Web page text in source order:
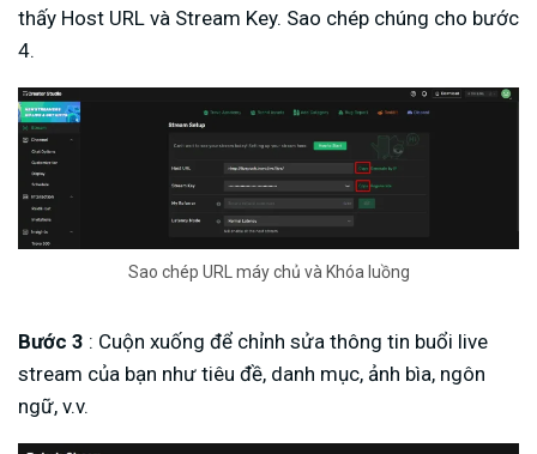
thấy Host URL và Stream Key. Sao chép chúng cho bước
4.
Sao chép URL máy chủ và Khóa luồng
Bước 3 : Cuộn xuống để chỉnh sửa thông tin buổi live
stream của bạn như tiêu đề, danh mục, ảnh bìa, ngôn
ngữ, v.v.